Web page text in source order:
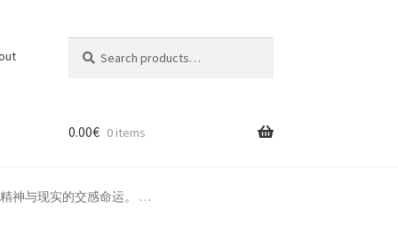
for:
0.00€ 0 items
神与现实的交感命运。 …